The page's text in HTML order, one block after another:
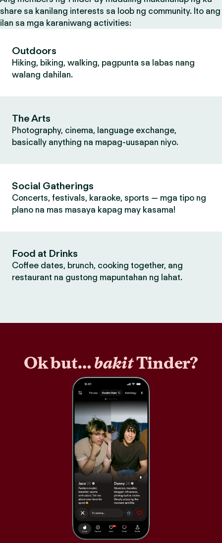
share sa kanilang interests sa loob ng community. Ito ang
ilan sa mga karaniwang activities:
Outdoors
Hiking, biking, walking, pagpunta sa labas nang
walang dahilan.
The Arts
Photography, cinema, language exchange,
basically anything na mapag-uusapan niyo.
Social Gatherings
Concerts, festivals, karaoke, sports — mga tipo ng
plano na mas masaya kapag may kasama!
Food at Drinks
Coffee dates, brunch, cooking together, ang
restaurant na gustong mapuntahan ng lahat.
Ok but…bakitTinder?